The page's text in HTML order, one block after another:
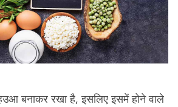
बनाकर रखा है, इसलिए इसमें होने वाले